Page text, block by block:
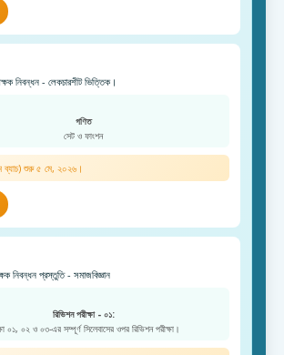
নিবন্ধন - লেকচারশীট ভিত্তিক।
গণিত
সেট ও ফাংশন
ব্যাচ) শুরু ৫ মে, ২০২৬।
নিবন্ধন প্রস্তুতি - সমাজবিজ্ঞান
রিভিশন পরীক্ষা - ০১:
০১, ০২ ও ০৩-এর সম্পূর্ণ সিলেবাসের ওপর রিভিশন পরীক্ষা।